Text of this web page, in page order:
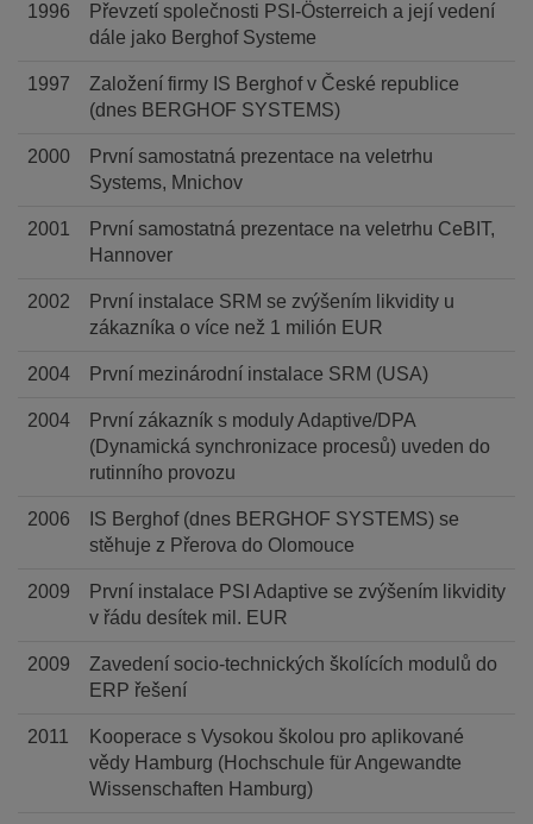
1996
Převzetí společnosti PSI-Österreich a její vedení
dále jako Berghof Systeme
1997
Založení firmy IS Berghof v České republice
(dnes BERGHOF SYSTEMS)
2000
První samostatná prezentace na veletrhu
Systems, Mnichov
2001
První samostatná prezentace na veletrhu CeBIT,
Hannover
2002
První instalace SRM se zvýšením likvidity u
zákazníka o více než 1 milión EUR
2004 První mezinárodní instalace SRM (USA)
2004
První zákazník s moduly Adaptive/DPA
(Dynamická synchronizace procesů) uveden do
rutinního provozu
2006
IS Berghof (dnes BERGHOF SYSTEMS) se
stěhuje z Přerova do Olomouce
2009
První instalace PSI Adaptive se zvýšením likvidity
v řádu desítek mil. EUR
2009
Zavedení socio-technických školících modulů do
ERP řešení
2011
Kooperace s Vysokou školou pro aplikované
vědy Hamburg (Hochschule für Angewandte
Wissenschaften Hamburg)